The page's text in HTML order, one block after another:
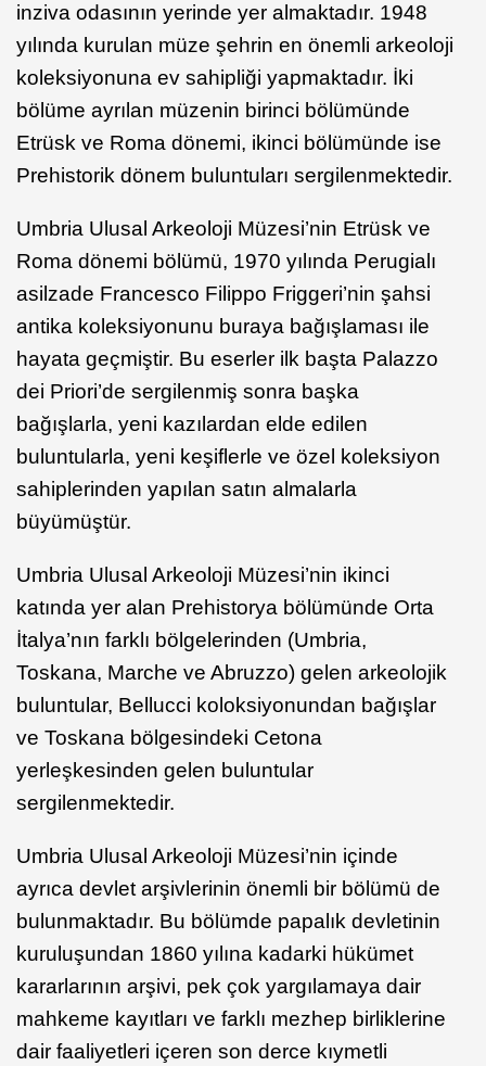
inziva odasının yerinde yer almaktadır. 1948
yılında kurulan müze şehrin en önemli arkeoloji
koleksiyonuna ev sahipliği yapmaktadır. İki
bölüme ayrılan müzenin birinci bölümünde
Etrüsk ve Roma dönemi, ikinci bölümünde ise
Prehistorik dönem buluntuları sergilenmektedir.
Umbria Ulusal Arkeoloji Müzesi’nin Etrüsk ve
Roma dönemi bölümü, 1970 yılında Perugialı
asilzade Francesco Filippo Friggeri’nin şahsi
antika koleksiyonunu buraya bağışlaması ile
hayata geçmiştir. Bu eserler ilk başta Palazzo
dei Priori’de sergilenmiş sonra başka
bağışlarla, yeni kazılardan elde edilen
buluntularla, yeni keşiflerle ve özel koleksiyon
sahiplerinden yapılan satın almalarla
büyümüştür.
Umbria Ulusal Arkeoloji Müzesi’nin ikinci
katında yer alan Prehistorya bölümünde Orta
İtalya’nın farklı bölgelerinden (Umbria,
Toskana, Marche ve Abruzzo) gelen arkeolojik
buluntular, Bellucci koloksiyonundan bağışlar
ve Toskana bölgesindeki Cetona
yerleşkesinden gelen buluntular
sergilenmektedir.
Umbria Ulusal Arkeoloji Müzesi’nin içinde
ayrıca devlet arşivlerinin önemli bir bölümü de
bulunmaktadır. Bu bölümde papalık devletinin
kuruluşundan 1860 yılına kadarki hükümet
kararlarının arşivi, pek çok yargılamaya dair
mahkeme kayıtları ve farklı mezhep birliklerine
dair faaliyetleri içeren son derce kıymetli